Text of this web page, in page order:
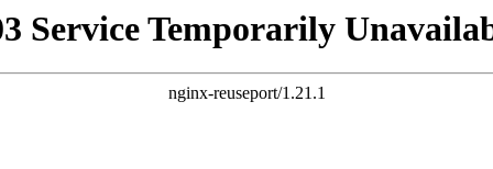
Service Temporarily
nginx-reuseport/1.21.1